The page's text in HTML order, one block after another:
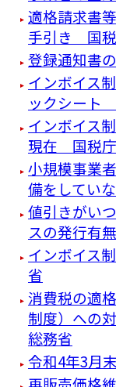
適格請求書
手引き 国
登録通知書
インボイス
ックシート
インボイス
現在 国税庁
小規模事業
備をしてい
値引きがい
スの発行有
インボイス
省
消費税の適
制度）への
総務省
令和4年3月